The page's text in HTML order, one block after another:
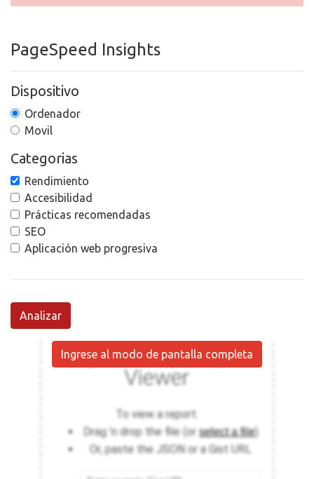
PageSpeed Insights
Dispositivo
Ordenador
Movil
Categorias
Rendimiento
Accesibilidad
Prácticas recomendadas
SEO
Aplicación web progresiva
Analizar
Ingrese al modo de pantalla completa